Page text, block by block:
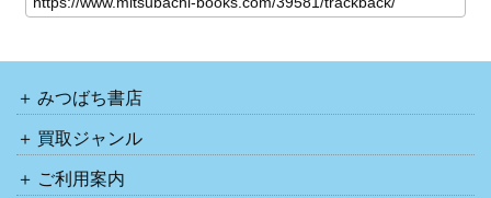
みつばち書店
買取ジャンル
ご利用案内